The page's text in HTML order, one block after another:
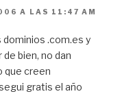
A LAS 11:47 AM
.com.es y
bien, no dan
que creen
gratis el año